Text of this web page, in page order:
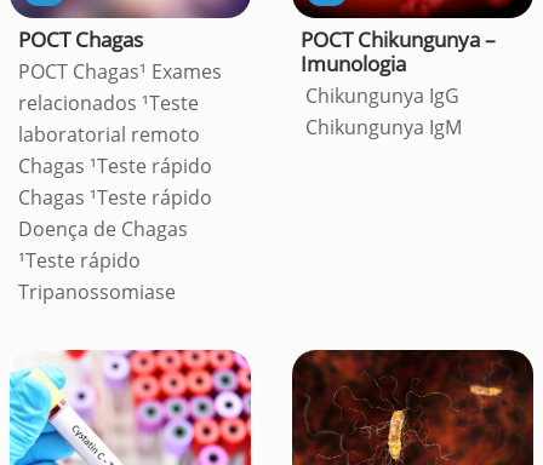
POCT Chagas
POCT Chagas¹ Exames
relacionados ¹Teste
laboratorial remoto
Chagas ¹Teste rápido
Chagas ¹Teste rápido
Doença de Chagas
¹Teste rápido
Tripanossomiase
POCT Chikungunya –
Imunologia
Chikungunya IgG
Chikungunya IgM